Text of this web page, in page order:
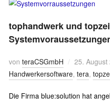
tophandwerk und
von teraCSGmbH 25. August
Handwerkersoftware, tera,
Die Firma blue:solution hat